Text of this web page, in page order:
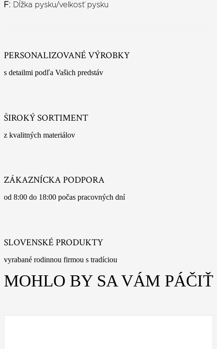
F: Dĺžka pysku/velkosť pysku
PERSONALIZOVANÉ VÝROBKY
s detailmi podľa Vašich predstáv
ŠIROKÝ SORTIMENT
z kvalitných materiálov
ZÁKAZNÍCKA PODPORA
od 8:00 do 18:00 počas pracovných dní
SLOVENSKÉ PRODUKTY
vyrabané rodinnou firmou s tradíciou
MOHLO BY SA VÁM PÁČIŤ